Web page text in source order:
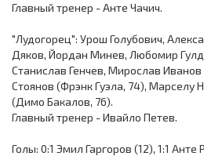
Главный тренер - Анте Чачич.
"Лудогорец": Урош Голубович,
Дяков, Йордан Минев, Любомир
Станислав Генчев, Мирослав
Стоянов (Фрэнк Гуэла, 74), Марселу
(Димо Бакалов, 76).
Главный тренер - Ивайло Петев.
Голы: 0:1 Эмил Гаргоров (12), 1:1